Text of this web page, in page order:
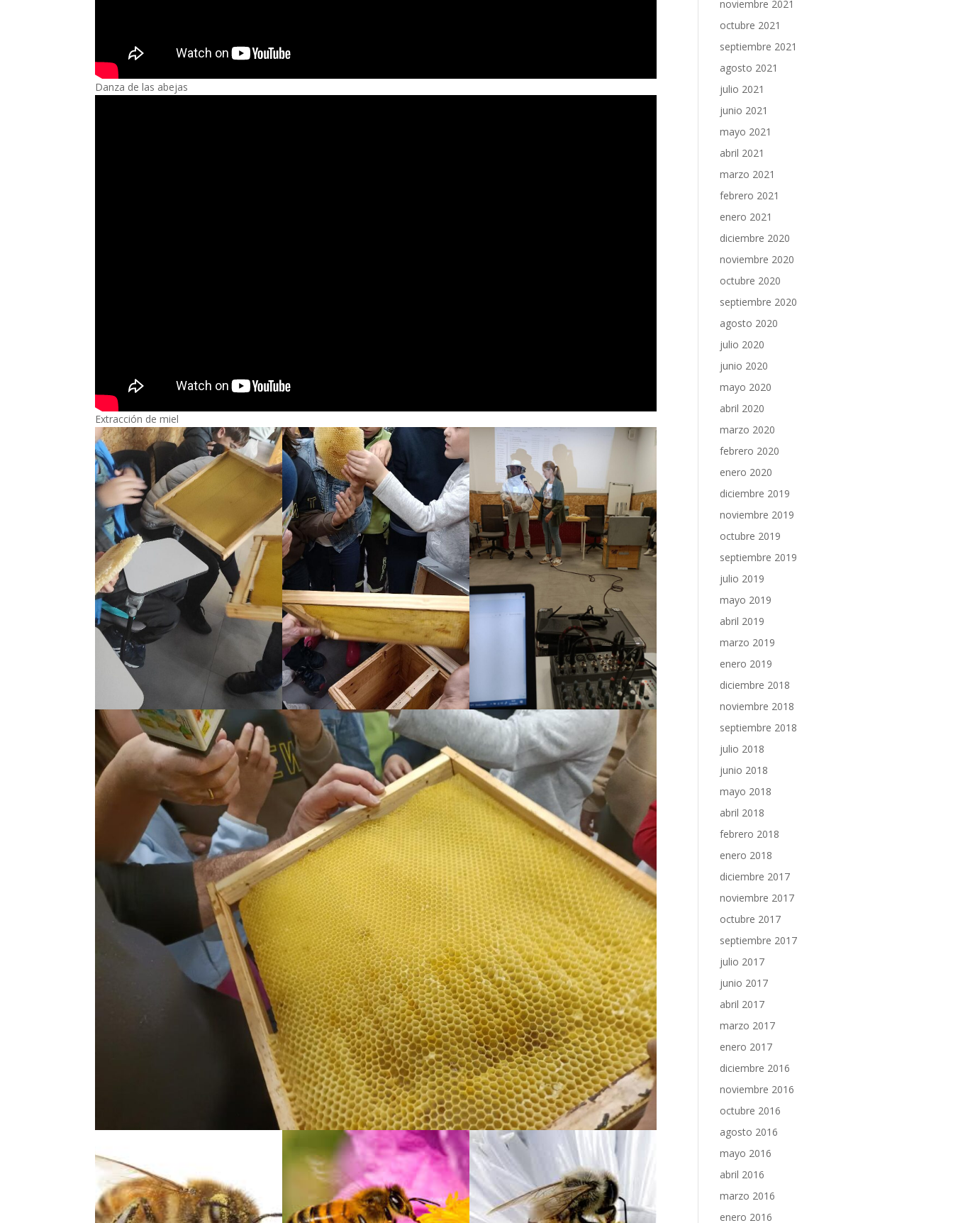
Danza de las abejas
Extracción de miel
noviembre 2021
octubre 2021
septiembre 2021
agosto 2021
julio 2021
junio 2021
mayo 2021
abril 2021
marzo 2021
febrero 2021
enero 2021
diciembre 2020
noviembre 2020
octubre 2020
septiembre 2020
agosto 2020
julio 2020
junio 2020
mayo 2020
abril 2020
marzo 2020
febrero 2020
enero 2020
diciembre 2019
noviembre 2019
octubre 2019
septiembre 2019
julio 2019
mayo 2019
abril 2019
marzo 2019
enero 2019
diciembre 2018
noviembre 2018
septiembre 2018
julio 2018
junio 2018
mayo 2018
abril 2018
febrero 2018
enero 2018
diciembre 2017
noviembre 2017
octubre 2017
septiembre 2017
julio 2017
junio 2017
abril 2017
marzo 2017
enero 2017
diciembre 2016
noviembre 2016
octubre 2016
agosto 2016
mayo 2016
abril 2016
marzo 2016
enero 2016